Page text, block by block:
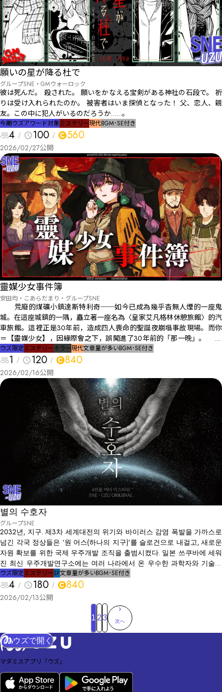
願いの星が降る杜で
グループSNE・GMウォーロック
彼は死んだ。 殺された。 願いをかなえる宝剣がある神社の石段で。 祈
りは受け入れられたのか。 被害者はいま探偵となった！ 父、恋人、親
友。この中に犯人がいるのだろうか……。
今期ウズアワード対象ミステリー現代BGM･SE付き
4 100 560
2026/02/27公開
靈媒少女事件簿
安田均・こあらだまり・グループSNE
荒廢的煤礦小鎮達斯特利奇──如今已成為幾乎杳無人煙的一座鬼
城。在這座城鎮的一隅，矗立著一座名為〈皇家艾凡格林休憩旅館〉的汽
車旅館。這裡正是30年前，造成四人喪命的聖誕夜崩塌事故現場。而你
＝【靈媒少女】，因緣際會之下，誤闖進了30年前的「那一晚」。
在樓梯間的聖誕樹下，躺著旅館老闆漢克的遺體。而站在他身旁的，是三
名幽靈：業務員艾迪、護理師蒂娜，以及漢克的兒子邁爾斯。他們向你傾
訴──希望你能解開這起事件的謎團，並將他們從漢克的遺憾中一併解
放。 是的，這起事件被當成崩塌事故而埋藏於歷史之中──但那確
實是一樁「謀殺」事件。 【靈媒少女】將與三名幽靈一同在汽車旅
館內四處調查，蒐集佚失的證詞與發現被隱藏的動機。為了揭開過去的真
相，一場僅限於一夜的調查劇，就此揭幕......
ウズ限定ミステリーホラー現代文章量が多いBGM･SE付き
1 120 840
2026/02/16公開
별의 수호자
グループSNE
2032년, 지구. 제3차 세계대전의 위기와 바이러스 감염 폭발을 가까스로
넘긴 각국 정상들은 ‘원 어스(하나의 지구)’를 슬로건으로 내걸고, 새로운
자원 확보를 위한 국제 우주개발 조직을 출범시켰다. 일본 쓰쿠바에 세워
진 최신 우주개발연구소에는 여러 나라에서 온 우수한 과학자와 기술자
들이 모여 있었다. 연구소가 설립 2주년을 맞이하기 직전의 어느 밤, 부지
내 시험동에서 비정상적인 방사선량을 알리는 경보가 울렸다. 직원들이
서둘러 옥외로 일시 대피한 직후, 다른 실험동에서 대규모 폭발이 발생한
다. 도대체 무슨 일이 일어난 것일까? 방사선 전문 직원이 주변 공기 정화
를 마친 뒤 폭발 현장을 확인하러 갔을 때, 멀리서도 단번에 알 수 있었다――
폭심지로 보이는 방 한가운데에 한 남자가 쓰러져 있었다. 당신들의 상사
이자 이 연구소의 소장이다. 그는 연구소가 심혈을 기울여 온 최신 대형
실험장치 옆에서 숨을 거둔 채였고, 온몸은 폭발로 인해 심하게 불에 타
있었다.
ウズ限定ミステリーSF文章量が多いBGM･SE付き
4 180 840
2026/02/13公開
1 23 次へ
ウズで開く
マダミスアプリ「ウズ」